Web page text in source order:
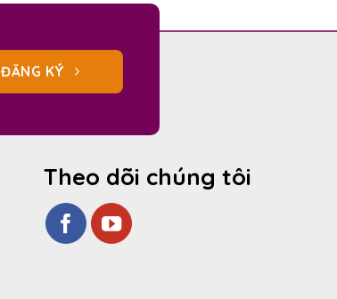
ĐĂNG KÝ
Theo dõi chúng tôi